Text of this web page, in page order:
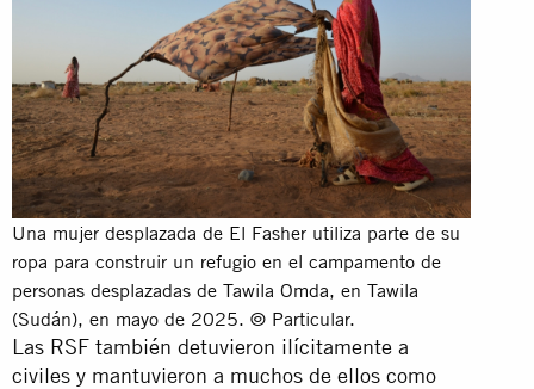
Una mujer desplazada de El Fasher utiliza parte de su
ropa para construir un refugio en el campamento de
personas desplazadas de Tawila Omda, en Tawila
(Sudán), en mayo de 2025. © Particular.
Las RSF también detuvieron ilícitamente a
civiles y mantuvieron a muchos de ellos como